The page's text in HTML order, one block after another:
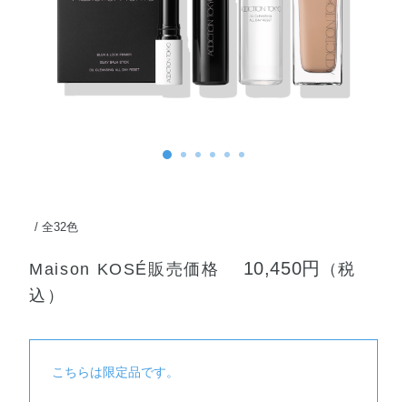
全32色
Maison KOSÉ販売価格 10,450円
（税
込）
こちらは限定品です。